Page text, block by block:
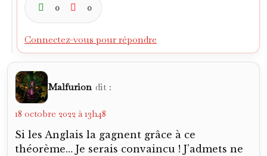
0 0
Connectez-vous pour répondre
Malfurion dit :
18 octobre 2022 à 13h48
Si les Anglais la gagnent grâce à ce
théorème… Je serais convaincu ! J’admets ne